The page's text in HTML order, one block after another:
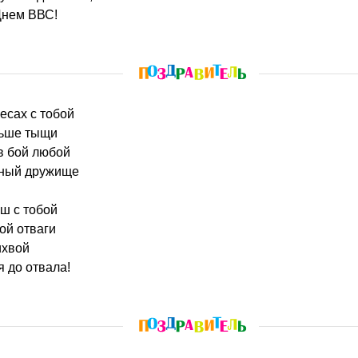
ВВС!
с тобой
тыщи
бой любой
дружище
с тобой
отваги
до отвала!